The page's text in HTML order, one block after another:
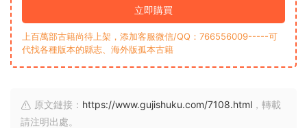
立即購買
上百萬部古籍尚待上架，添加客服微信/QQ：766556009-----可
代找各種版本的縣志、海外版孤本古籍
原文鏈接： https://www.gujishuku.com/7108.html ，轉載
請注明出處。